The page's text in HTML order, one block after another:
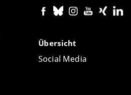
Übersicht
Social Media